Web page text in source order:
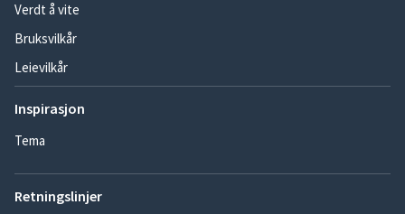
Verdt å vite
Bruksvilkår
Leievilkår
Inspirasjon
Tema
Retningslinjer